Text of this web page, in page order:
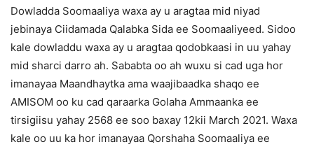
Dowladda Soomaaliya waxa ay u aragtaa mid niyad
jebinaya Ciidamada Qalabka Sida ee Soomaaliyeed. Sidoo
kale dowladdu waxa ay u aragtaa qodobkaasi in uu yahay
mid sharci darro ah. Sababta oo ah wuxu si cad uga hor
imanayaa Maandhaytka ama waajibaadka shaqo ee
AMISOM oo ku cad qaraarka Golaha Ammaanka ee
tirsigiisu yahay 2568 ee soo baxay 12kii March 2021. Waxa
kale oo uu ka hor imanayaa Qorshaha Soomaaliya ee